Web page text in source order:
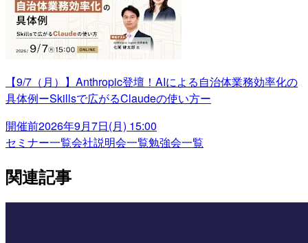
【9/7（月）】Anthropic登壇！AIによる自治体業務効率化の
具体例ーSkillsで広がるClaudeの使い方ー
開催前2026年9月7日(月) 15:00
セミナー一覧会社説明会一覧勉強会一覧
関連記事